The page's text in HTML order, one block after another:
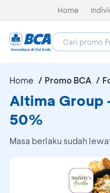
Home
Home Promo BCA
Altima Group
50%
Masa berlaku sudah